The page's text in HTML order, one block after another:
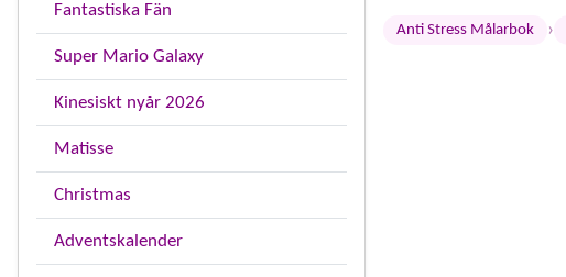
Fantastiska Fän
Super Mario Galaxy
Kinesiskt nyår 2026
Matisse
Christmas
Adventskalender
Anti Stress Målarbok ›